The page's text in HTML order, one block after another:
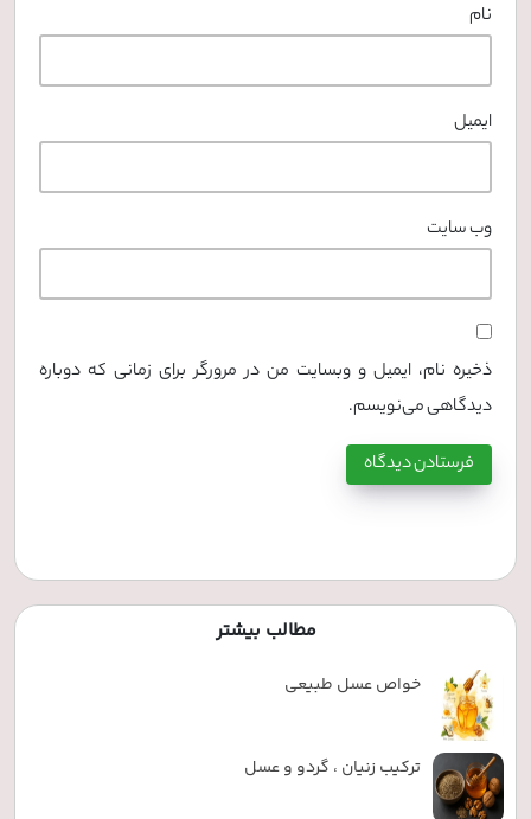
نام
ایمیل
وب‌ سایت
ذخیره نام، ایمیل و وبسایت من در مرورگر برای زمانی که دوباره
دیدگاهی می‌نویسم.
مطالب بیشتر
خواص عسل طبیعی
ترکیب زنیان ، گردو و عسل